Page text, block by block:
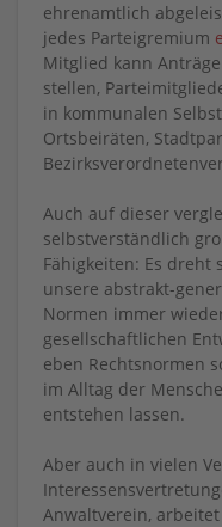
ehrenamtlich
jedes Parteigremium
Mitglied kann
stellen,
in kommunalen
Ortsbeiräten,
Auch auf dieser
selbstverständlich
Fähigkeiten: Es dreht
unsere abstrakt-
Normen immer
gesellschaftlichen
eben Rechtsnormen
im Alltag der
entstehen lassen.
Aber auch in vielen
Anwaltverein,